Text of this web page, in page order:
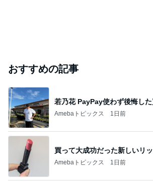
おすすめの記事
若乃花 PayPay使わず後悔し
Amebaトピックス 1日前
買って大成功だった新しいリ
Amebaトピックス 1日前